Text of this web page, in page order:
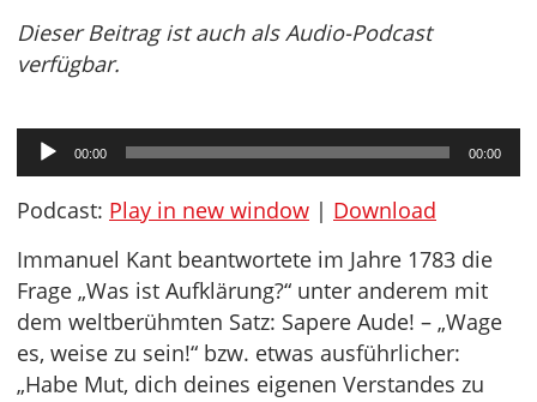
Dieser Beitrag ist auch als Audio-Podcast
verfügbar.
Audio-
Player
00:00 00:00
Podcast: Play in new window | Download
Immanuel Kant beantwortete im Jahre 1783 die
Frage „Was ist Aufklärung?“ unter anderem mit
dem weltberühmten Satz: Sapere Aude! – „Wage
es, weise zu sein!“ bzw. etwas ausführlicher:
„Habe Mut, dich deines eigenen Verstandes zu